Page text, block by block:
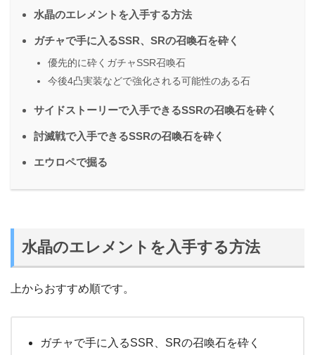
水晶のエレメントを入手する方法
ガチャで手に入るSSR、SRの召喚石を砕く
優先的に砕くガチャSSR召喚石
今後4凸実装などで強化される可能性のある石
サイドストーリーで入手できるSSRの召喚石を砕く
討滅戦で入手できるSSRの召喚石を砕く
エウロペで掘る
水晶のエレメントを入手する方法
上からおすすめ順です。
ガチャで手に入るSSR、SRの召喚石を砕く